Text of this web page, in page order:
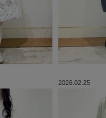
2026.02.25